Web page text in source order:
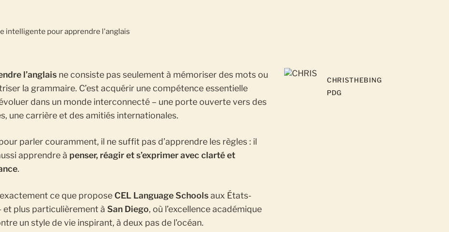
l’anglais ne consiste pas seulement à mémoriser des mots ou
la grammaire. C’est acquérir une compétence essentielle
dans un monde interconnecté – une porte ouverte vers des
une carrière et des amitiés internationales.
parler couramment, il ne suffit pas d’apprendre les règles : il
apprendre à penser, réagir et s’exprimer avec clarté et
.
exactement ce que propose CEL Language Schoolsaux États-
et plus particulièrement àSan Diego, où l’excellence académique
un style de vie inspirant, à deux pas de l’océan.
CHRISTHEBING
PDG